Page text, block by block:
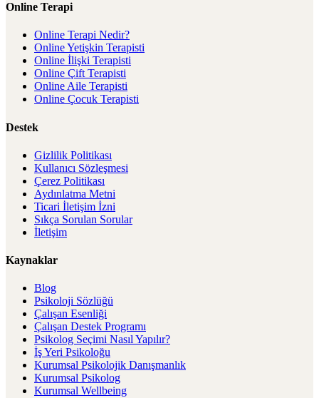
Online Terapi
Online Terapi Nedir?
Online Yetişkin Terapisti
Online İlişki Terapisti
Online Çift Terapisti
Online Aile Terapisti
Online Çocuk Terapisti
Destek
Gizlilik Politikası
Kullanıcı Sözleşmesi
Çerez Politikası
Aydınlatma Metni
Ticari İletişim İzni
Sıkça Sorulan Sorular
İletişim
Kaynaklar
Blog
Psikoloji Sözlüğü
Çalışan Esenliği
Çalışan Destek Programı
Psikolog Seçimi Nasıl Yapılır?
İş Yeri Psikoloğu
Kurumsal Psikolojik Danışmanlık
Kurumsal Psikolog
Kurumsal Wellbeing